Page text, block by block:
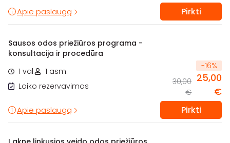
Apie paslaugą Pirkti
Sausos odos priežiūros programa -
konsultacija ir procedūra
1 val.
1 asm.
Laiko rezervavimas
-16%
30,00
€
25,00
€
Apie paslaugą Pirkti